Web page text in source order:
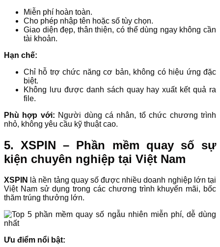
Miễn phí hoàn toàn.
Cho phép nhập tên hoặc số tùy chọn.
Giao diện đẹp, thân thiện, có thể dùng ngay không cần
tài khoản.
Hạn chế:
Chỉ hỗ trợ chức năng cơ bản, không có hiệu ứng đặc
biệt.
Không lưu được danh sách quay hay xuất kết quả ra
file.
Phù hợp với: Người dùng cá nhân, tổ chức chương trình
nhỏ, không yêu cầu kỹ thuật cao.
5. XSPIN – Phần mềm quay số sự
kiện chuyên nghiệp tại Việt Nam
XSPIN
là nền tảng quay số được nhiều doanh nghiệp lớn tại
Việt Nam sử dụng trong các chương trình khuyến mãi, bốc
thăm trúng thưởng lớn.
Ưu điểm nổi bật: